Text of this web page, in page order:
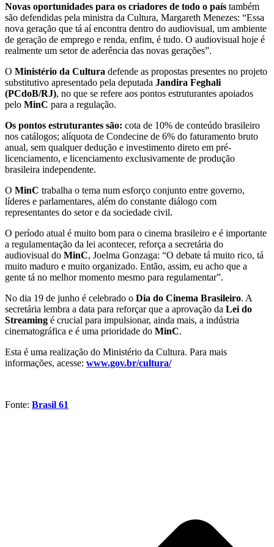
Novas oportunidades para os criadores de todo o país também
são defendidas pela ministra da Cultura, Margareth Menezes: “Essa
nova geração que tá aí encontra dentro do audiovisual, um ambiente
de geração de emprego e renda, enfim, é tudo. O audiovisual hoje é
realmente um setor de aderência das novas gerações”.
O Ministério da Cultura defende as propostas presentes no projeto
substitutivo apresentado pela deputada Jandira Feghali
(PCdoB/RJ), no que se refere aos pontos estruturantes apoiados
pelo MinC para a regulação.
Os pontos estruturantes são: cota de 10% de conteúdo brasileiro
nos catálogos; alíquota de Condecine de 6% do faturamento bruto
anual, sem qualquer dedução e investimento direto em pré-
licenciamento, e licenciamento exclusivamente de produção
brasileira independente.
O MinC trabalha o tema num esforço conjunto entre governo,
líderes e parlamentares, além do constante diálogo com
representantes do setor e da sociedade civil.
O período atual é muito bom para o cinema brasileiro e é importante
a regulamentação da lei acontecer, reforça a secretária do
audiovisual do MinC, Joelma Gonzaga: “O debate tá muito rico, tá
muito maduro e muito organizado. Então, assim, eu acho que a
gente tá no melhor momento mesmo para regulamentar”.
No dia 19 de junho é celebrado o Dia do Cinema Brasileiro. A
secretária lembra a data para reforçar que a aprovação da Lei do
Streaming é crucial para impulsionar, ainda mais, a indústria
cinematográfica e é uma prioridade do MinC.
Esta é uma realização do Ministério da Cultura. Para mais
informações, acesse: www.gov.br/cultura/
Fonte: Brasil 61